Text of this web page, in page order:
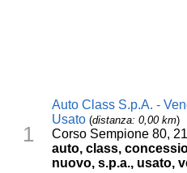
1
Auto Class S.p.A. -
Usato (distanza: 0,00 km)
Corso Sempione 80,
auto, class,
nuovo, s.p.a., usato,